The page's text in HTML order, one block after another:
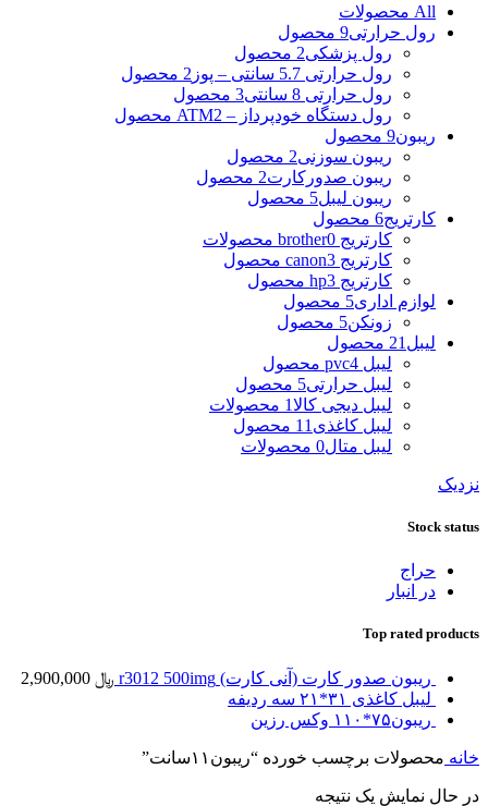
All محصولات
رول حرارتی9 محصول
رول پزشکی2 محصول
رول حرارتی 5.7 سانتی – پوز
2 محصول
رول حرارتی 8 سانتی
3 محصول
رول دستگاه خودپرداز – ATM 2 محصول
ریبون9 محصول
ریبون سوزنی2 محصول
ریبون صدورکارت2 محصول
ریبون لیبل5 محصول
کارتریج6 محصول
کارتریج brother 0 محصولات
کارتریج canon 3 محصول
کارتریج hp 3 محصول
لوازم اداری5 محصول
زونکن5 محصول
لیبل 21 محصول
لیبل pvc 4 محصول
لیبل حرارتی5 محصول
لیبل دیجی کالا1 محصولات
لیبل کاغذی 11 محصول
لیبل متال0 محصولات
نزدیک
Stock status
حراج
در انبار
Top rated products
ریبون صدور کارت (آنی کارت) r3012 500img ﷼
لیبل کاغذی ۳۱*۲۱ سه ردیفه
ریبون۷۵*۱۱۰ وکس رزین
خانه محصولات برچسب خورده “ریبون۱۱سانت”
در حال نمایش یک نتیجه